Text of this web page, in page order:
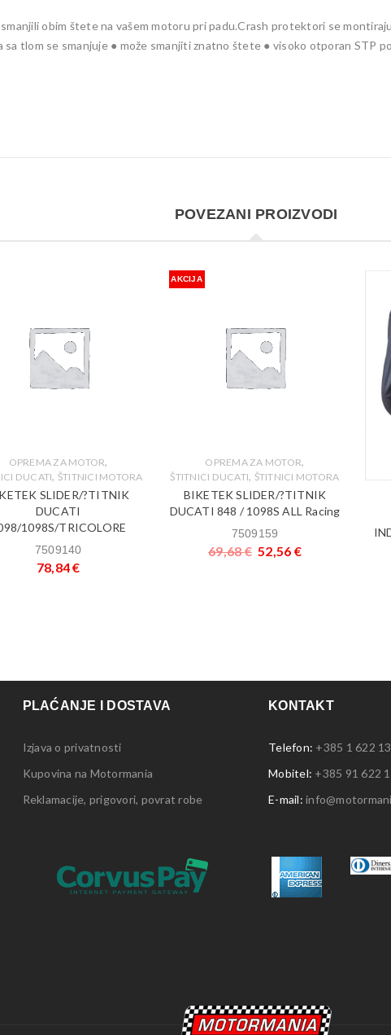
obim štete na vašem motoru pri padu.Crash protektori se
sa tlom se smanjuje ● može smanjiti znatno štete ● visoko otporan STP
POVEZANI PROIZVODI
OPREMA ZA MOTOR,
DUCATI, ŠTITNICI MOTORA
SLIDER/?TITNIK
DUCATI
1098S/TRICOLORE
7509140
78,84€
AKCIJA
OPREMA ZA MOTOR,
ŠTITNICI DUCATI, ŠTITNICI MOTORA
BIKETEK SLIDER/?TITNIK
DUCATI 848 / 1098S ALL Racing
7509159
69,68€ 52,56 €
PLAĆANJE I DOSTAVA
Izjava o privatnosti
Kupovina na Motormania
Reklamacije, prigovori, povrat robe
KONTAKT
Telefon: +385 1 622
Mobitel: +385 91 622
E-mail: